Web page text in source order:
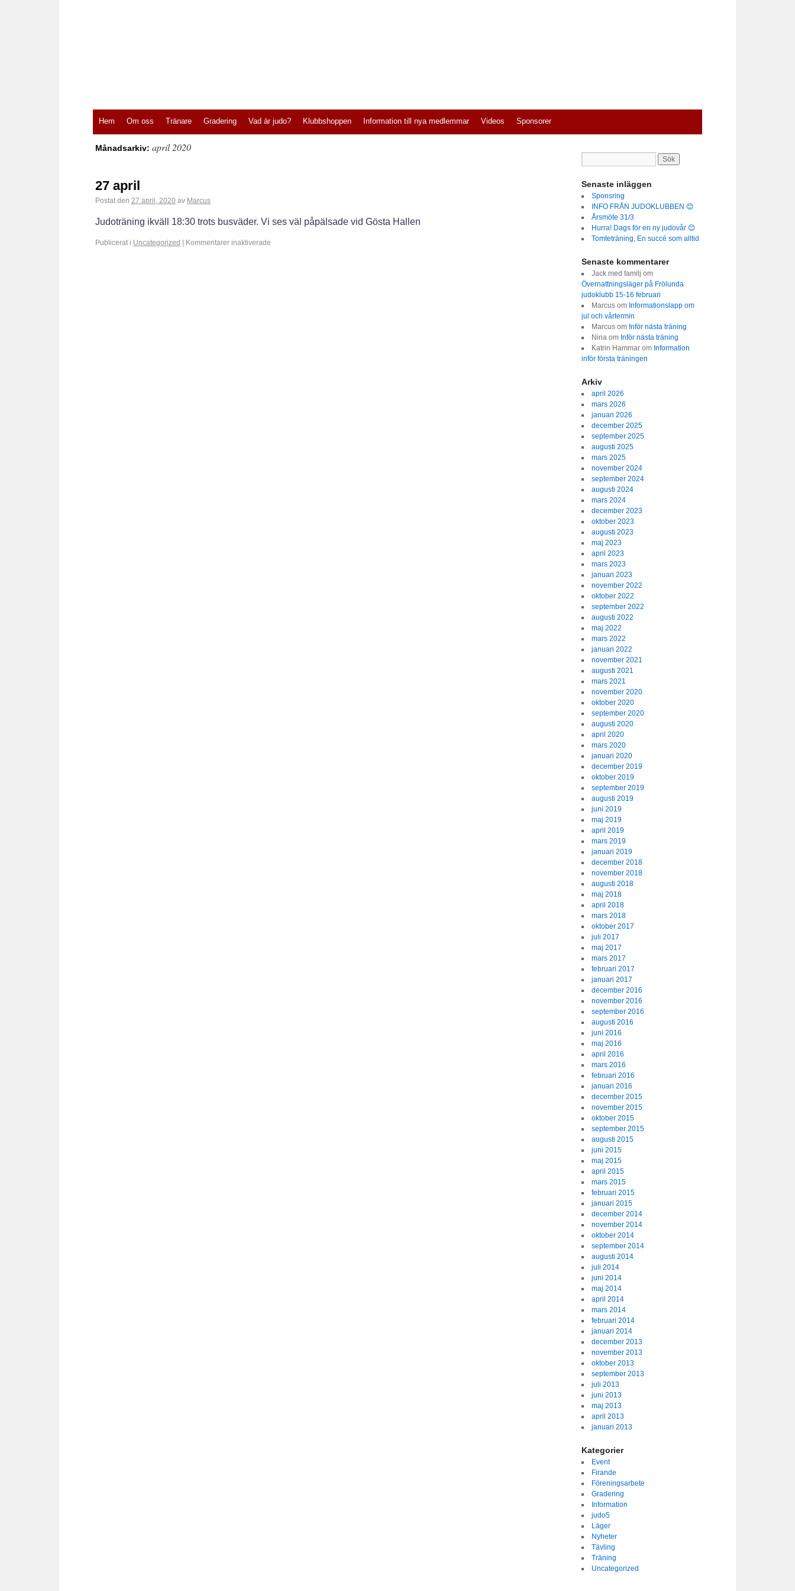
Hem Om oss Tränare Gradering Vad är judo? Klubbshoppen Information till nya medlemmar Videos Sponsorer
Månadsarkiv: april 2020
27 april
Postat den 27 april, 2020 av Marcus
Judoträning ikväll 18:30 trots busväder. Vi ses väl påpälsade vid Gösta Hallen
Publicerat i Uncategorized | Kommentarer inaktiverade
Senaste inläggen
Sponsring
INFO FRÅN JUDOKLUBBEN 😊
Årsmöte 31/3
Hurra! Dags för en ny judovår 😊
Tomteträning, En succé som alltid
Senaste kommentarer
Jack med familj om
Övernattningsläger på Frölunda
judoklubb 15-16 februari
Marcus om Informationslapp om
jul och vårtermin
Marcus om Inför nästa träning
Nina om Inför nästa träning
Katrin Hammar om Information
inför första träningen
Arkiv
april 2026
mars 2026
januari 2026
december 2025
september 2025
augusti 2025
mars 2025
november 2024
september 2024
augusti 2024
mars 2024
december 2023
oktober 2023
augusti 2023
maj 2023
april 2023
mars 2023
januari 2023
november 2022
oktober 2022
september 2022
augusti 2022
maj 2022
mars 2022
januari 2022
november 2021
augusti 2021
mars 2021
november 2020
oktober 2020
september 2020
augusti 2020
april 2020
mars 2020
januari 2020
december 2019
oktober 2019
september 2019
augusti 2019
juni 2019
maj 2019
april 2019
mars 2019
januari 2019
december 2018
november 2018
augusti 2018
maj 2018
april 2018
mars 2018
oktober 2017
juli 2017
maj 2017
mars 2017
februari 2017
januari 2017
december 2016
november 2016
september 2016
augusti 2016
juni 2016
maj 2016
april 2016
mars 2016
februari 2016
januari 2016
december 2015
november 2015
oktober 2015
september 2015
augusti 2015
juni 2015
maj 2015
april 2015
mars 2015
februari 2015
januari 2015
december 2014
november 2014
oktober 2014
september 2014
augusti 2014
juli 2014
juni 2014
maj 2014
april 2014
mars 2014
februari 2014
januari 2014
december 2013
november 2013
oktober 2013
september 2013
juli 2013
juni 2013
maj 2013
april 2013
januari 2013
Kategorier
Event
Firande
Föreningsarbete
Gradering
Information
judo5
Läger
Nyheter
Tävling
Träning
Uncategorized